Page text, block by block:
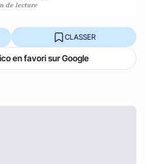
de lecture
CLASSER
en favori sur Google